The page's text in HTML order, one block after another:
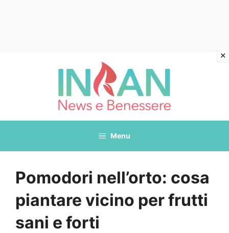
Menu
Pomodori nell’orto: cosa
piantare vicino per frutti
sani e forti